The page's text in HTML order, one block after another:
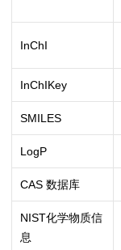
InChI
InChIKey
SMILES
LogP
CAS 数据库
NIST化学物质信
息